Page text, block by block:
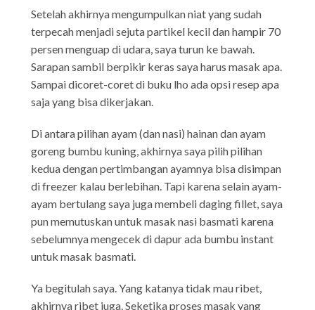
Setelah akhirnya mengumpulkan niat yang sudah
terpecah menjadi sejuta partikel kecil dan hampir 70
persen menguap di udara, saya turun ke bawah.
Sarapan sambil berpikir keras saya harus masak apa.
Sampai dicoret-coret di buku lho ada opsi resep apa
saja yang bisa dikerjakan.
Di antara pilihan ayam (dan nasi) hainan dan ayam
goreng bumbu kuning, akhirnya saya pilih pilihan
kedua dengan pertimbangan ayamnya bisa disimpan
di freezer kalau berlebihan. Tapi karena selain ayam-
ayam bertulang saya juga membeli daging fillet, saya
pun memutuskan untuk masak nasi basmati karena
sebelumnya mengecek di dapur ada bumbu instant
untuk masak basmati.
Ya begitulah saya. Yang katanya tidak mau ribet,
akhirnya ribet juga. Seketika proses masak yang